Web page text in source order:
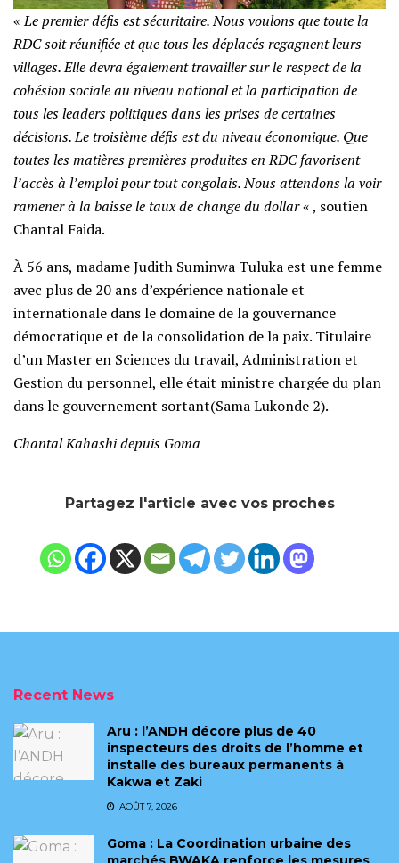
«Le premier défis est sécuritaire. Nous voulons que toute la
RDC soit réunifiée et que tous les déplacés regagnent leurs
villages. Elle devra également travailler sur le respect de la
cohésion sociale au niveau national et la participation de
tous les leaders politiques dans les prises de certaines
décisions. Le troisième défis est du niveau économique. Que
toutes les matières premières produites en RDC favorisent
l’accès à l’emploi pour tout congolais. Nous attendons la voir
ramener à la baisse le taux de change du dollar« , soutien
Chantal Faida.
À 56 ans, madame Judith Suminwa Tuluka est une femme
avec plus de 20 ans d’expérience nationale et
internationale dans le domaine de la gouvernance
démocratique et de la consolidation de la paix. Titulaire
d’un Master en Sciences du travail, Administration et
Gestion du personnel, elle était ministre chargée du plan
dans le gouvernement sortant(Sama Lukonde 2).
Chantal Kahashi depuis Goma
Partagez l'article avec vos proches
Recent News
Aru : l’ANDH décore plus de 40
inspecteurs des droits de l’homme et
installe des bureaux permanents à
Kakwa et Zaki
AOÛT 7, 2026
Goma : La Coordination urbaine des